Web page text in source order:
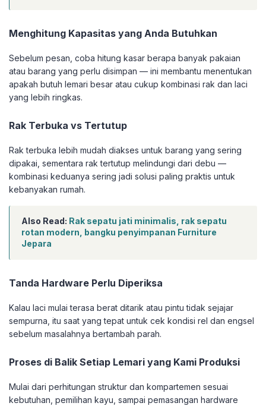
Menghitung Kapasitas yang Anda Butuhkan
Sebelum pesan, coba hitung kasar berapa banyak pakaian
atau barang yang perlu disimpan — ini membantu menentukan
apakah butuh lemari besar atau cukup kombinasi rak dan laci
yang lebih ringkas.
Rak Terbuka vs Tertutup
Rak terbuka lebih mudah diakses untuk barang yang sering
dipakai, sementara rak tertutup melindungi dari debu —
kombinasi keduanya sering jadi solusi paling praktis untuk
kebanyakan rumah.
Also Read: Rak sepatu jati minimalis, rak sepatu
rotan modern, bangku penyimpanan Furniture
Jepara
Tanda Hardware Perlu Diperiksa
Kalau laci mulai terasa berat ditarik atau pintu tidak sejajar
sempurna, itu saat yang tepat untuk cek kondisi rel dan engsel
sebelum masalahnya bertambah parah.
Proses di Balik Setiap Lemari yang Kami Produksi
Mulai dari perhitungan struktur dan kompartemen sesuai
kebutuhan, pemilihan kayu, sampai pemasangan hardware